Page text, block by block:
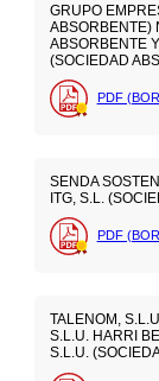
GRUPO
ABSORBENTE)
ABSORBENTE
(SOCIEDAD
PDF
SENDA
ITG, S.L.
PDF
TALENOM,
S.L.U. HARRI
S.L.U.